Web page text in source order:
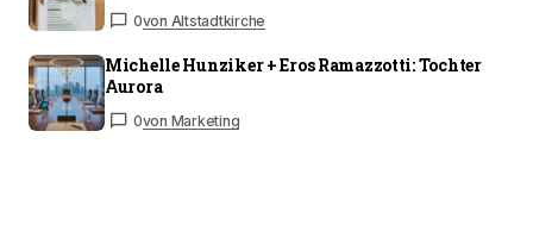
0von Altstadtkirche
Michelle Hunziker + Eros Ramazzotti: Tochter
Aurora
0von Marketing